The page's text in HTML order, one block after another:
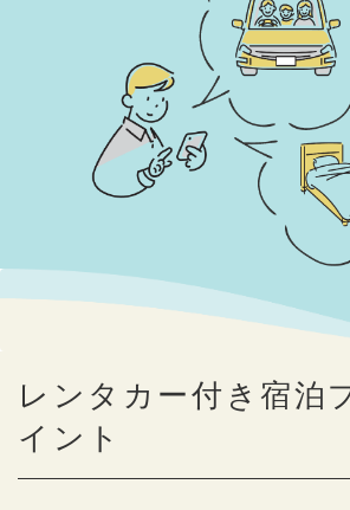
レンタカー付き宿泊
イント